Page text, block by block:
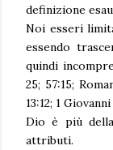
definizione
Noi esseri
essendo
quindi
25; 57:15;
13:12; 1 Giovanni
Dio è più
attributi.